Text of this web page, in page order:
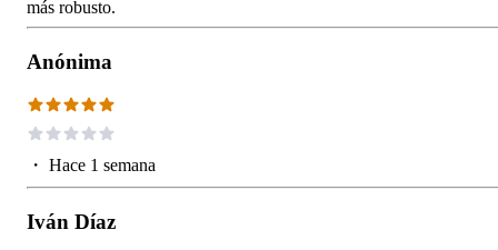
más robusto.
Anónima
・ Hace 1 semana
Iván Díaz